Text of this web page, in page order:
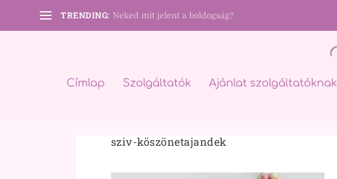
TRENDING: Neked mit jelent a boldogság?
Címlap Szolgáltatók Ajánlat szolgáltatóknak
sziv-köszönetajandek